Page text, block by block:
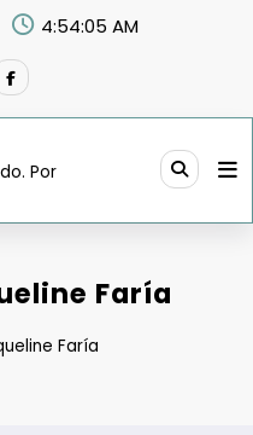
4:54:06 AM
Por
Faría
Faría